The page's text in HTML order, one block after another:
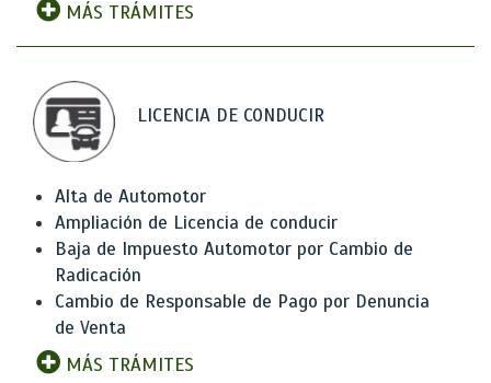
MÁS TRÁMITES
LICENCIA DE CONDUCIR
Alta de Automotor
Ampliación de Licencia de conducir
Baja de Impuesto Automotor por Cambio de
Radicación
Cambio de Responsable de Pago por Denuncia
de Venta
MÁS TRÁMITES